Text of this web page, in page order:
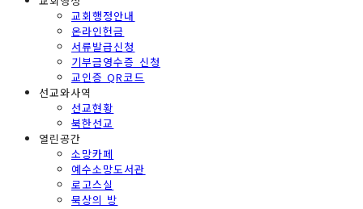
교회행정안내
온라인헌금
서류발급신청
기부금영수증 신청
교인증 QR코드
선교와사역
선교현황
북한선교
열린공간
소망카페
예수소망도서관
로고스실
묵상의 방